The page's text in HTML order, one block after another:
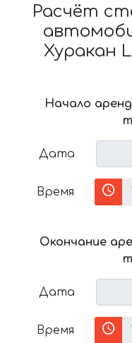
Расчёт
Хуракан
Начало
Дата
Время
Окончание
Дата
Время